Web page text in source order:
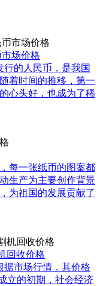
场价格
行的人民币，是我国
着时间的推移，第一
心头好，也成为了稀
每一张纸币的图案都
生产为主要创作背景
为祖国的发展贡献了
回收价格
据市场行情，其价格
立的初期，社会经济